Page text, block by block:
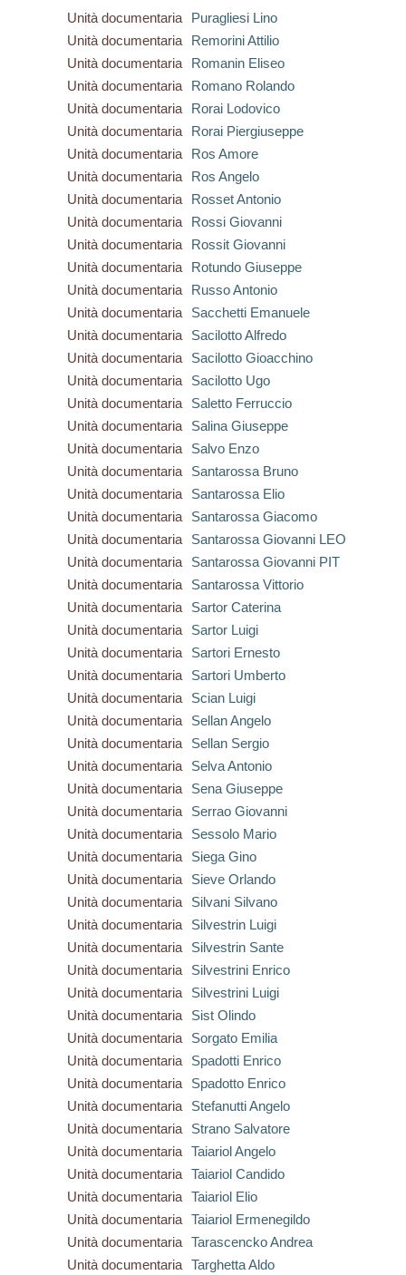
Unità documentaria
Puragliesi Lino
Unità documentaria
Remorini Attilio
Unità documentaria
Romanin Eliseo
Unità documentaria
Romano Rolando
Unità documentaria
Rorai Lodovico
Unità documentaria
Rorai Piergiuseppe
Unità documentaria
Ros Amore
Unità documentaria
Ros Angelo
Unità documentaria
Rosset Antonio
Unità documentaria
Rossi Giovanni
Unità documentaria
Rossit Giovanni
Unità documentaria
Rotundo Giuseppe
Unità documentaria
Russo Antonio
Unità documentaria
Sacchetti Emanuele
Unità documentaria
Sacilotto Alfredo
Unità documentaria
Sacilotto Gioacchino
Unità documentaria
Sacilotto Ugo
Unità documentaria
Saletto Ferruccio
Unità documentaria
Salina Giuseppe
Unità documentaria
Salvo Enzo
Unità documentaria
Santarossa Bruno
Unità documentaria
Santarossa Elio
Unità documentaria
Santarossa Giacomo
Unità documentaria
Santarossa Giovanni LEO
Unità documentaria
Santarossa Giovanni PIT
Unità documentaria
Santarossa Vittorio
Unità documentaria
Sartor Caterina
Unità documentaria
Sartor Luigi
Unità documentaria
Sartori Ernesto
Unità documentaria
Sartori Umberto
Unità documentaria
Scian Luigi
Unità documentaria
Sellan Angelo
Unità documentaria
Sellan Sergio
Unità documentaria
Selva Antonio
Unità documentaria
Sena Giuseppe
Unità documentaria
Serrao Giovanni
Unità documentaria
Sessolo Mario
Unità documentaria
Siega Gino
Unità documentaria
Sieve Orlando
Unità documentaria
Silvani Silvano
Unità documentaria
Silvestrin Luigi
Unità documentaria
Silvestrin Sante
Unità documentaria
Silvestrini Enrico
Unità documentaria
Silvestrini Luigi
Unità documentaria
Sist Olindo
Unità documentaria
Sorgato Emilia
Unità documentaria
Spadotti Enrico
Unità documentaria
Spadotto Enrico
Unità documentaria
Stefanutti Angelo
Unità documentaria
Strano Salvatore
Unità documentaria
Taiariol Angelo
Unità documentaria
Taiariol Candido
Unità documentaria
Taiariol Elio
Unità documentaria
Taiariol Ermenegildo
Unità documentaria
Tarascencko Andrea
Unità documentaria
Targhetta Aldo